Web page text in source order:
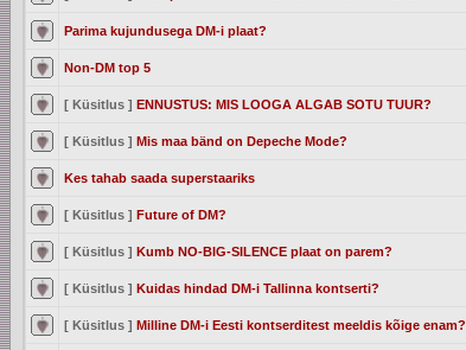
Parima kujundusega DM-i plaat?
Non-DM top 5
[ Küsitlus ] ENNUSTUS: MIS LOOGA ALGAB SOTU TUUR?
[ Küsitlus ] Mis maa bänd on Depeche Mode?
Kes tahab saada superstaariks
[ Küsitlus ] Future of DM?
[ Küsitlus ] Kumb NO-BIG-SILENCE plaat on parem?
[ Küsitlus ] Kuidas hindad DM-i Tallinna kontserti?
[ Küsitlus ] Milline DM-i Eesti kontserditest meeldis kõige enam?